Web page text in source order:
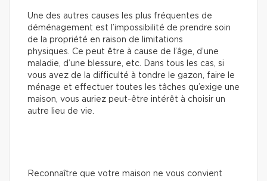
Une des autres causes les plus fréquentes de
déménagement est l’impossibilité de prendre soin
de la propriété en raison de limitations
physiques. Ce peut être à cause de l’âge, d’une
maladie, d’une blessure, etc. Dans tous les cas, si
vous avez de la difficulté à tondre le gazon, faire le
ménage et effectuer toutes les tâches qu’exige une
maison, vous auriez peut-être intérêt à choisir un
autre lieu de vie.
Reconnaître que votre maison ne vous convient